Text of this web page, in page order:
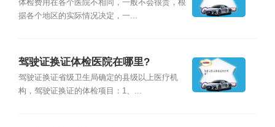
体检费用在各个医院不相同，一般不会很贵，根
据各个地区的实际情况决定，一...
驾驶证换证体检医院在哪里?
驾驶证换证省级卫生局确定的县级以上医疗机
构，驾驶证换证的体检项目：1、...